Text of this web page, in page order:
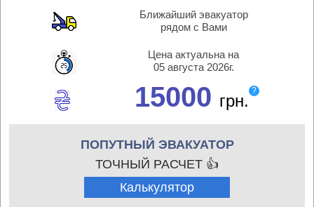
Ближайший эвакуатор
рядом с Вами
Цена актуальна на
05 августа 2026г.
15000 грн.
?
ПОПУТНЫЙ ЭВАКУАТОР
ТОЧНЫЙ РАСЧЕТ 👍
Калькулятор